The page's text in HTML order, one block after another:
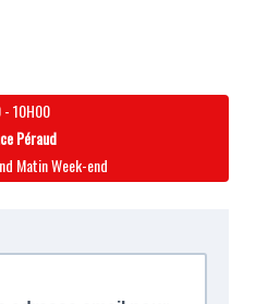
-10H00
Péraud
Matin Week-end